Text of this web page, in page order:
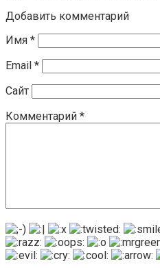
Добавить комментарий
Имя *
Email *
Сайт
Комментарий *